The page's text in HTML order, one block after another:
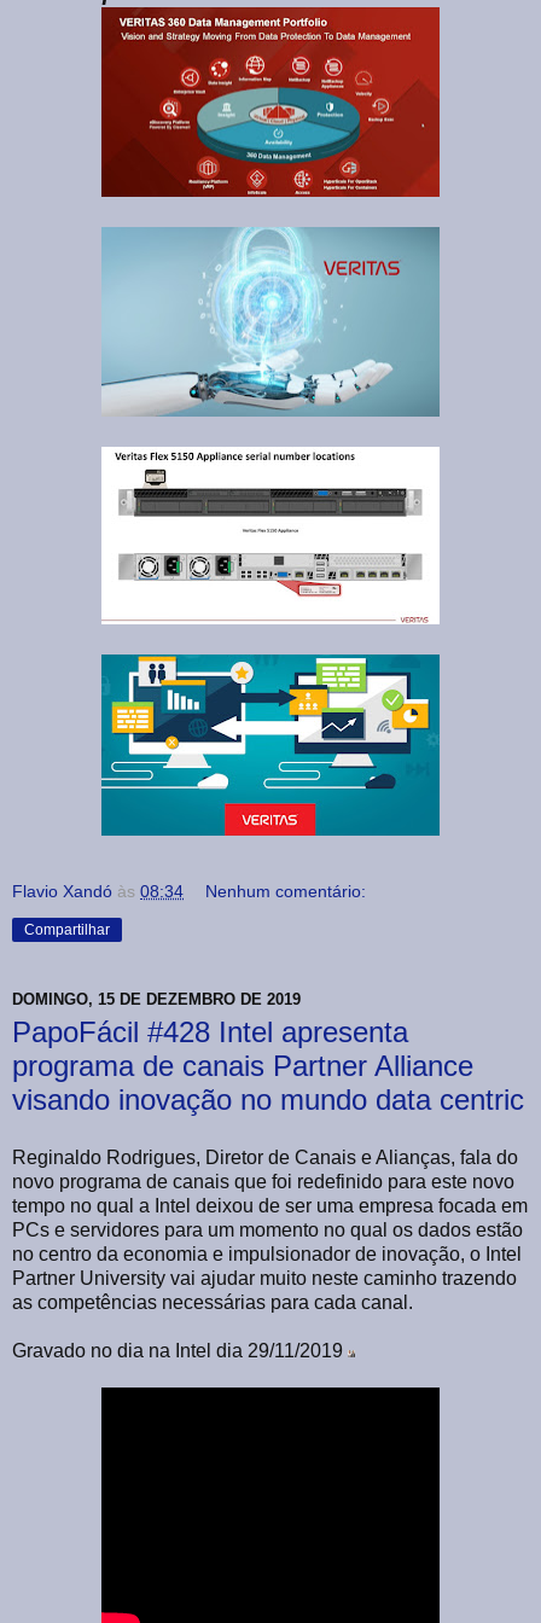
Flavio Xandó às 08:34 Nenhum comentário:
Compartilhar
DOMINGO, 15 DE DEZEMBRO DE 2019
PapoFácil #428 Intel apresenta
programa de canais Partner Alliance
visando inovação no mundo data centric
Reginaldo Rodrigues, Diretor de Canais e Alianças, fala do
novo programa de canais que foi redefinido para este novo
tempo no qual a Intel deixou de ser uma empresa focada em
PCs e servidores para um momento no qual os dados estão
no centro da economia e impulsionador de inovação, o Intel
Partner University vai ajudar muito neste caminho trazendo
as competências necessárias para cada canal.
Gravado no dia na Intel dia 29/11/2019